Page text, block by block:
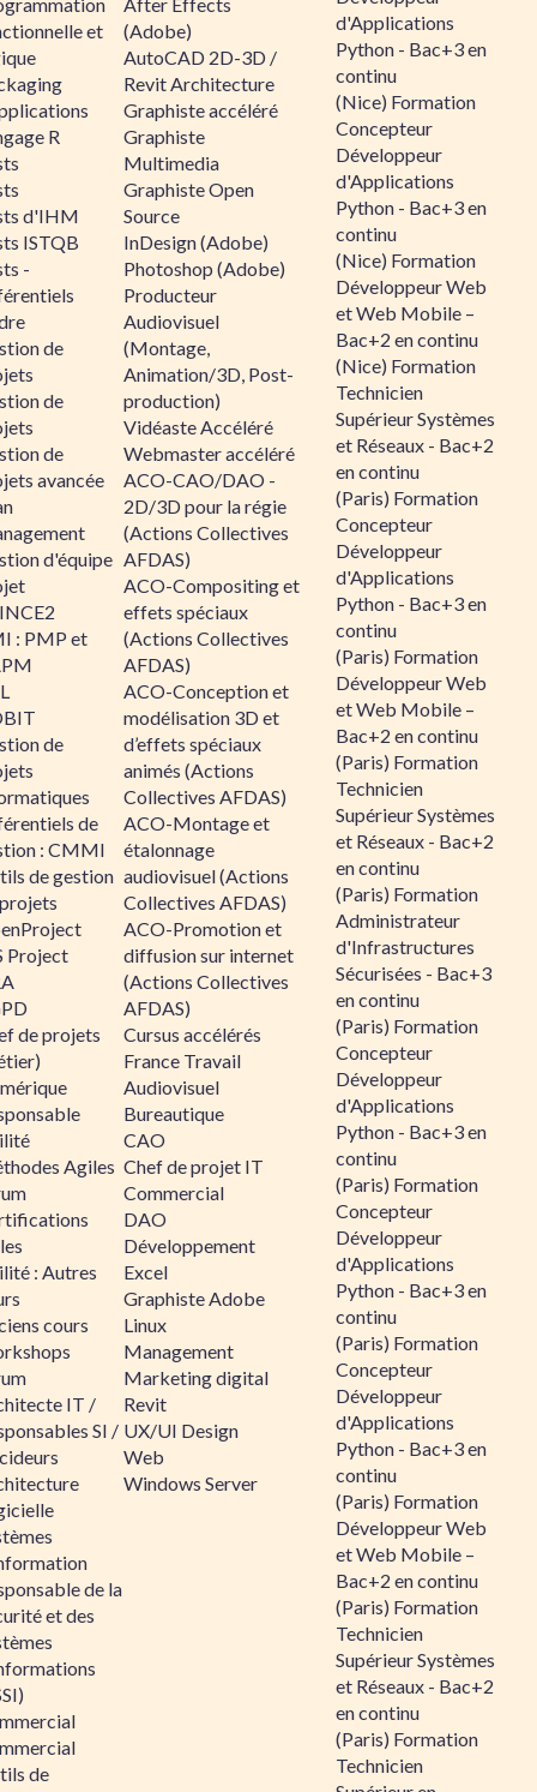
et
R
d'IHM
ISTQB
-
de
de
de
avancée
d'équipe
: PMP et
de
de
: CMMI
de gestion
Project
de projets
Agiles
: Autres
cours
IT /
SI /
de la
et des
de
(Adobe)
AutoCAD 2D-3D /
Revit Architecture
Graphiste accéléré
Graphiste
Multimedia
Graphiste Open
Source
InDesign (Adobe)
Photoshop (Adobe)
Producteur
Audiovisuel
(Montage,
Animation/3D, Post-
production)
Vidéaste Accéléré
Webmaster accéléré
ACO-CAO/DAO -
2D/3D pour la régie
(Actions Collectives
AFDAS)
ACO-Compositing et
effets spéciaux
(Actions Collectives
AFDAS)
ACO-Conception et
modélisation 3D et
d’effets spéciaux
animés (Actions
Collectives AFDAS)
ACO-Montage et
étalonnage
audiovisuel (Actions
Collectives AFDAS)
ACO-Promotion et
diffusion sur internet
(Actions Collectives
AFDAS)
Cursus accélérés
France Travail
Audiovisuel
Bureautique
CAO
Chef de projet IT
Commercial
DAO
Développement
Excel
Graphiste Adobe
Linux
Management
Marketing digital
Revit
UX/UI Design
Web
Windows Server
d'Applications
Python - Bac+3 en
continu
(Nice) Formation
Concepteur
Développeur
d'Applications
Python - Bac+3 en
continu
(Nice) Formation
Développeur Web
et Web Mobile –
Bac+2 en continu
(Nice) Formation
Technicien
Supérieur Systèmes
et Réseaux - Bac+2
en continu
(Paris) Formation
Concepteur
Développeur
d'Applications
Python - Bac+3 en
continu
(Paris) Formation
Développeur Web
et Web Mobile –
Bac+2 en continu
(Paris) Formation
Technicien
Supérieur Systèmes
et Réseaux - Bac+2
en continu
(Paris) Formation
Administrateur
d'Infrastructures
Sécurisées - Bac+3
en continu
(Paris) Formation
Concepteur
Développeur
d'Applications
Python - Bac+3 en
continu
(Paris) Formation
Concepteur
Développeur
d'Applications
Python - Bac+3 en
continu
(Paris) Formation
Concepteur
Développeur
d'Applications
Python - Bac+3 en
continu
(Paris) Formation
Développeur Web
et Web Mobile –
Bac+2 en continu
(Paris) Formation
Technicien
Supérieur Systèmes
et Réseaux - Bac+2
en continu
(Paris) Formation
Technicien